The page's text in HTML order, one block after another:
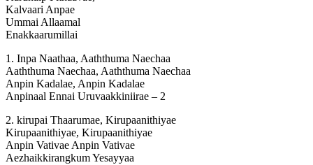
Kalvaari Anpae
Ummai Allaamal
Enakkaarumillai
1. Inpa Naathaa, Aaththuma Naechaa
Aaththuma Naechaa, Aaththuma Naechaa
Anpin Kadalae, Anpin Kadalae
Anpinaal Ennai Uruvaakkiniirae – 2
2. kirupai Thaarumae, Kirupaanithiyae
Kirupaanithiyae, Kirupaanithiyae
Anpin Vativae Anpin Vativae
Aezhaikkirangkum Yesayyaa